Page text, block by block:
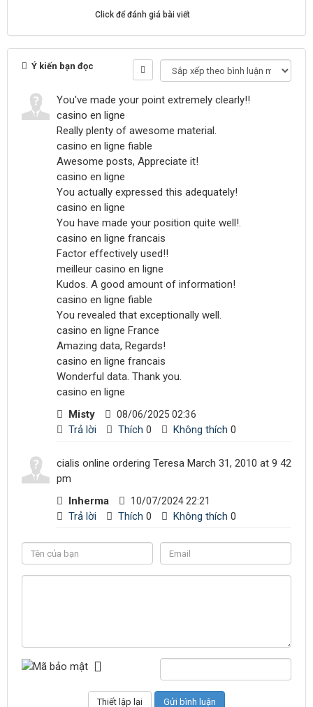
Click để đánh giá bài viết
Ý kiến bạn đọc
You've made your point extremely clearly!!
casino en ligne
Really plenty of awesome material.
casino en ligne fiable
Awesome posts, Appreciate it!
casino en ligne
You actually expressed this adequately!
casino en ligne
You have made your position quite well!.
casino en ligne francais
Factor effectively used!!
meilleur casino en ligne
Kudos. A good amount of information!
casino en ligne fiable
You revealed that exceptionally well.
casino en ligne France
Amazing data, Regards!
casino en ligne francais
Wonderful data. Thank you.
casino en ligne
Misty
08/06/2025 02:36
Trả lời Thích 0 Không thích 0
cialis online ordering Teresa March 31, 2010 at 9 42
pm
Inherma
10/07/2024 22:21
Trả lời Thích 0 Không thích 0